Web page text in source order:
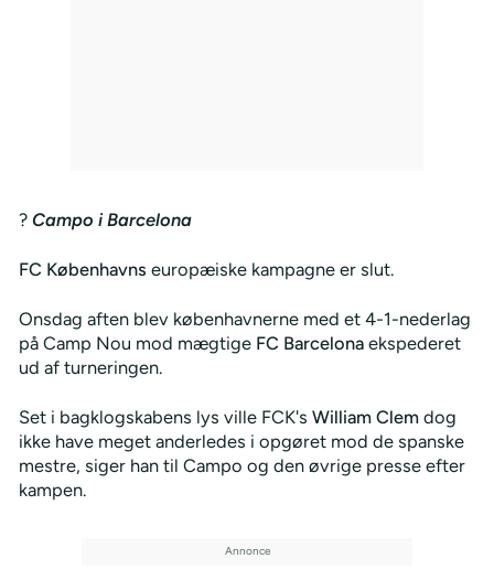
? Campo i Barcelona
FC Københavns europæiske kampagne er slut.
Onsdag aften blev københavnerne med et 4-1-nederlag
på Camp Nou mod mægtige FC Barcelonaekspederet
ud af turneringen.
Set i bagklogskabens lys ville FCK's William Clemdog
ikke have meget anderledes i opgøret mod de spanske
mestre, siger han til Campo og den øvrige presse efter
kampen.